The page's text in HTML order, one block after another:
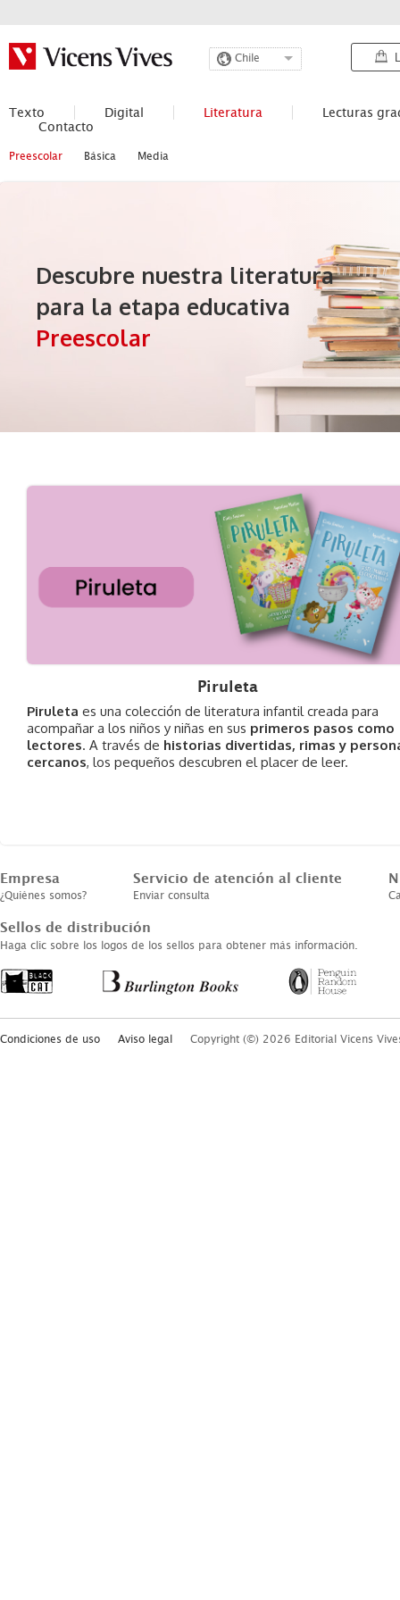
Chile
Texto Digital Literatura
Lecturas
Contacto
Preescolar Básica Media
Descubre nuestra literatura
para la etapa educativa
Preescolar
Piruleta
Piruleta es una colección de literatura infantil creada para
acompañar a los niños y niñas en sus primeros pasos como
lectores. A través de historias divertidas, rimas y
cercanos, los pequeños descubren el placer de leer.
Empresa
¿Quiénes somos?
Servicio de atención al cliente
Enviar consulta
Sellos de distribución
Haga clic sobre los logos de los sellos para obtener más información.
Condiciones de uso Aviso legal Copyright (©) 2026 Editorial Vicens